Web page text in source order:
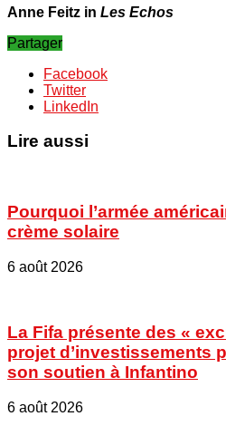
Anne Feitz in Les Echos
Partager
Facebook
Twitter
LinkedIn
Lire aussi
Pourquoi l’armée
crème solaire
6 août 2026
La Fifa présente des «
projet d’investissements
son soutien à Infantino
6 août 2026